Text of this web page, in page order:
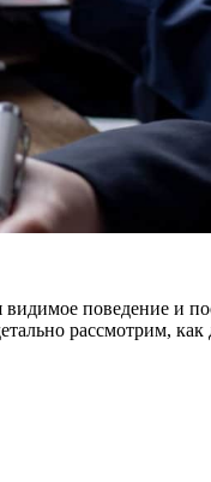
видимое поведение и
рассмотрим, как